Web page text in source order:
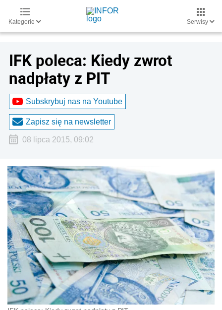
Kategorie Serwisy
IFK poleca: Kiedy zwrot
nadpłaty z PIT
Subskrybuj nas na Youtube
Zapisz się na newsletter
08 lipca 2015, 09:02